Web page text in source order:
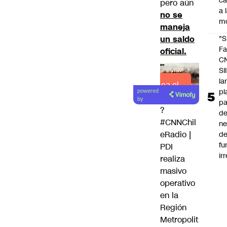
pero aún
no se
maneja
un saldo
oficial.
Lea el
artículo
powered
by
?
#CNNChil
eRadio |
PDI
realiza
masivo
operativo
en la
Región
Metropolit
a
SII
de